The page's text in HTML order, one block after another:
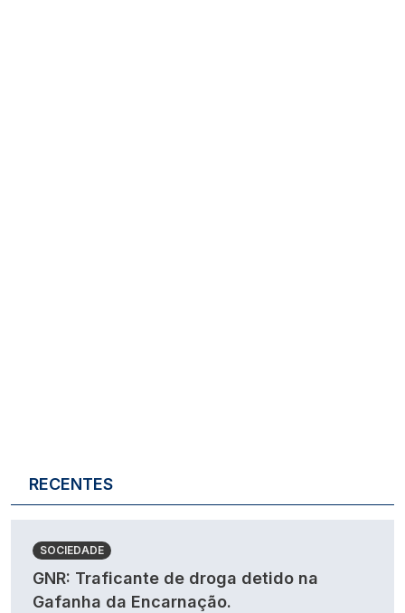
RECENTES
SOCIEDADE
GNR: Traficante de droga detido na
Gafanha da Encarnação.